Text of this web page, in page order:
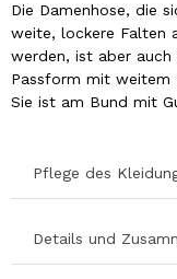
Die Damenhose, die
weite, lockere Falten
werden, ist aber auch
Passform mit weitem
Sie ist am Bund mit
Pflege des
Details und